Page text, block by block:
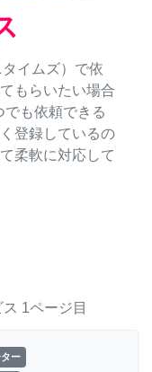
イムズ）で依
もらいたい場合
も依頼できる
登録しているの
柔軟に対応して
1ページ目
ー